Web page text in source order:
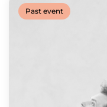
Past event